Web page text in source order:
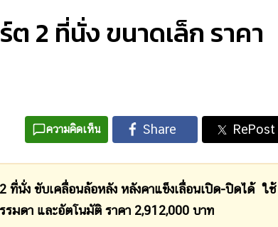
2 ที่นั่ง ขนาดเล็ก ราคา
ความคิดเห็น
ที่นั่ง ขับเคลื่อนล้อหลัง หลังคาแข็งเลื่อนเปิด-ปิดได้ ใช้
มดา และอัตโนมัติ ราคา 2,912,000 บาท